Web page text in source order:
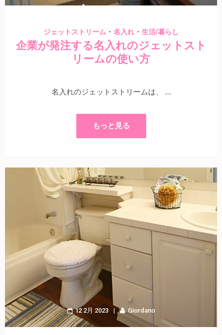
ジェットストリーム・ 名入れ・ 生活/暮らし
企業が発注する名入れのジェットスト
リームの使い方
名入れのジェットストリームは、 …
もっと見る
12 2月 2023 Giordano